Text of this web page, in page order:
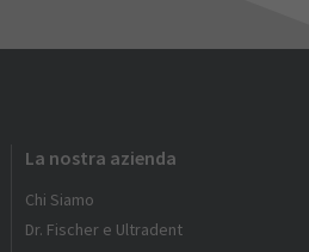
La nostra azienda
Chi Siamo
Dr. Fischer e Ultradent